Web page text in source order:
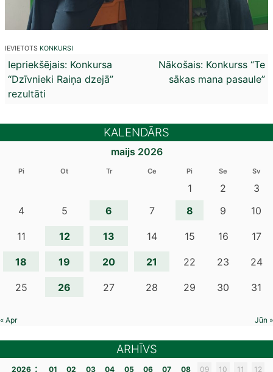
IEVIETOTS KONKURSI
Ziņu
izvēlne
Iepriekšējais: Konkursa
“Dzīvnieki Raiņa dzejā”
rezultāti
Nākošais: Konkurss “Te
sākas mana pasaule”
KALENDĀRS
maijs 2026
Pi Ot Tr Ce Pi Se Sv
1 2
3
4
5 6 7 8 9 10
11 12 13 14 15 16 17
18 19 20 21 22 23 24
25 26 27 28 29 30 31
« Apr Jūn »
ARHĪVS
2026 : 01 02 03 04 05 06 07 08 09 10 11 12